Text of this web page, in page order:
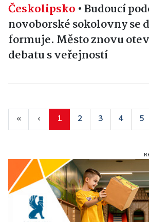
Českolipsko •Budoucí
novoborské sokolovny se
formuje. Město znovu
debatu s veřejností
« ‹ 1 2 3 4 5